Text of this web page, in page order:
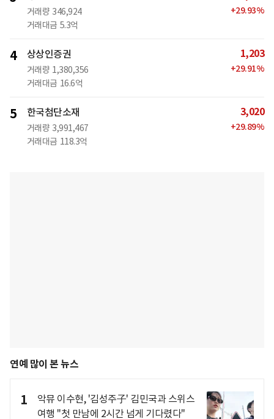
거래량 346,924
거래대금 5.3억
+29.93%
4 상상인증권
거래량 1,380,356
거래대금 16.6억
1,203
+29.91%
5 한국첨단소재
거래량 3,991,467
거래대금 118.3억
3,020
+29.89%
연예 많이 본 뉴스
1
악뮤 이수현, '김성주子' 김민국과 스위스
여행 "첫 만남에 2시간 넘게 기다렸다"